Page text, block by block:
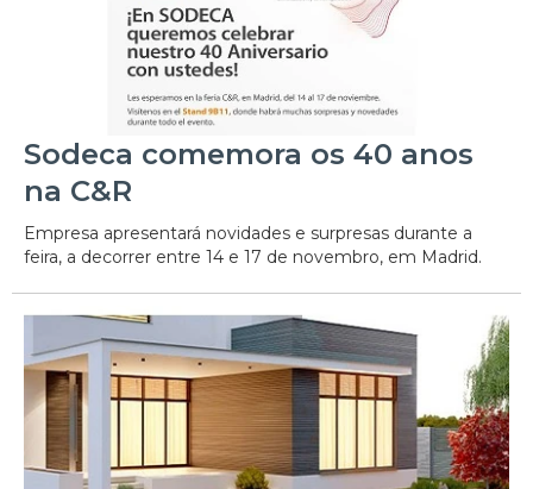
Sodeca comemora os 40 anos
na C&R
Empresa apresentará novidades e surpresas durante a
feira, a decorrer entre 14 e 17 de novembro, em Madrid.